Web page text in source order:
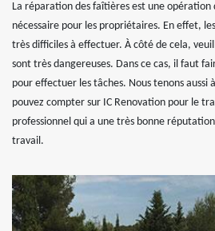
La réparation des faîtières est une
nécessaire pour les propriétaires. En effet,
très difficiles à effectuer. À côté de cela,
sont très dangereuses. Dans ce cas, il faut
pour effectuer les tâches. Nous tenons aussi
pouvez compter sur IC Renovation pour le
professionnel qui a une très bonne
travail.